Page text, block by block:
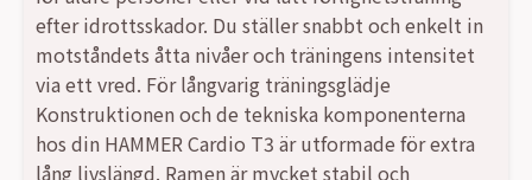
efter idrottsskador. Du ställer snabbt och enkelt in
motståndets åtta nivåer och träningens intensitet
via ett vred. För långvarig träningsglädje
Konstruktionen och de tekniska komponenterna
hos din HAMMER Cardio T3 är utformade för extra
lång livslängd. Ramen är mycket stabil och